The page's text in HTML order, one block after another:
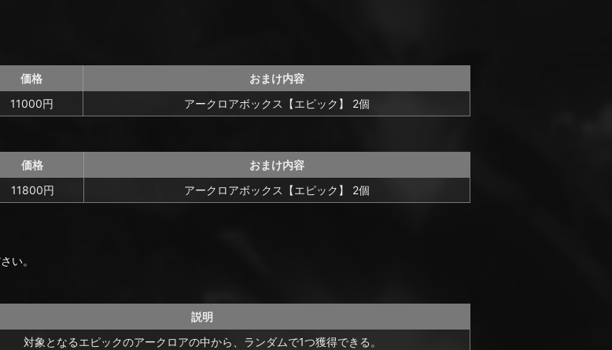
価格
おまけ内容
11000円 アークロアボックス【エピック】 2個
価格
おまけ内容
11800円
アークロアボックス【エピック】 2個
い。
説明
対象となるエピックのアークロアの中から、ランダムで1つ獲得できる。